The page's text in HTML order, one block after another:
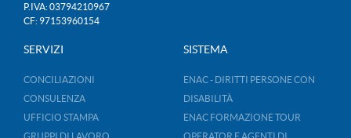
P.IVA: 03794210967
CF: 97153960154
SERVIZI
CONCILIAZIONI
CONSULENZA
UFFICIO STAMPA
GRUPPI DI LAVORO
SISTEMA
ENAC - DIRITTI PERSONE CON
DISABILITÀ
ENAC FORMAZIONE TOUR
OPERATOR E AGENTI DI